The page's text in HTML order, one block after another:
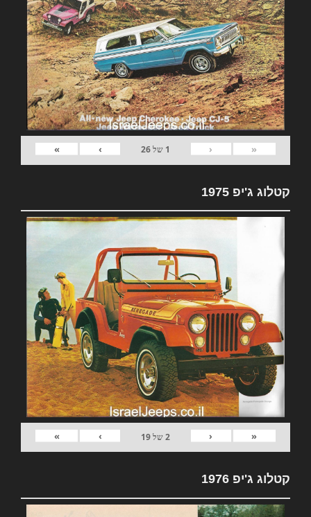
«
‹
1 של26
›
»
קטלוג ג'יפ 1975
«
‹
2של19
›
»
קטלוג ג'יפ 1976